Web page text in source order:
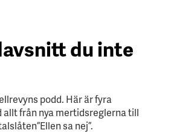
du inte
podd. Här är fyra
från nya mertidsreglerna till
”Ellen sa nej”.